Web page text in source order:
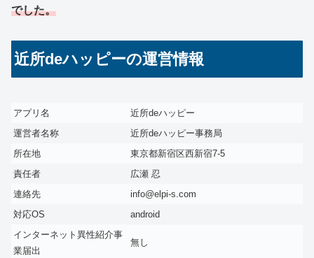
でした。
近所deハッピーの運営情報
アプリ名
近所deハッピー
運営者名称
近所deハッピー事務局
所在地
東京都新宿区西新宿7-5
責任者
広瀬 忍
連絡先
info@elpi-s.com
対応OS
android
インターネット異性紹介事
業届出
無し